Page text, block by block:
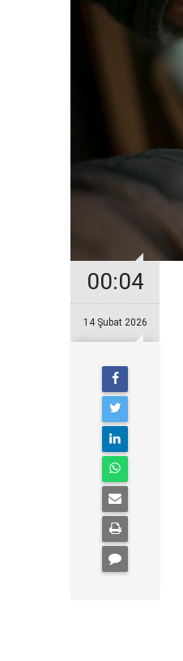
00:04
14 Şubat 2026